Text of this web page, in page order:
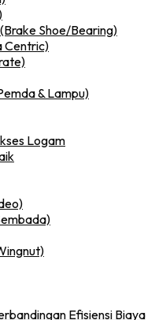
Shoe/Bearing)
Centric)
& Lampu)
Logam